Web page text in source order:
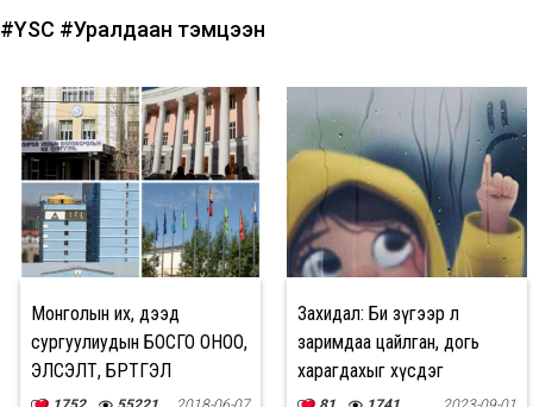
#YSC #Уралдаан тэмцээн
Монголын их, дээд
сургуулиудын БОСГО ОНОО,
ЭЛСЭЛТ, БҮРТГЭЛ
Захидал: Би зүгээр л
заримдаа цайлган, догь
харагдахыг хүсдэг